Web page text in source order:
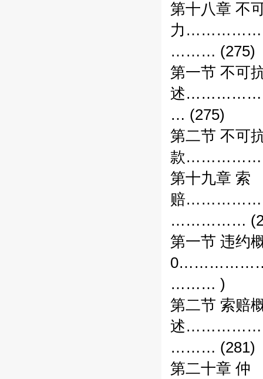
第十八章 不
力
……… (275)
第一节 不可
述
… (275)
第二节 不可
款
第十九章 索
赔
……………
第一节 违约
……… )
第二节 索赔
述
……… (281)
第二十章 仲